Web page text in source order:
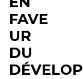
FAVE
UR
DU